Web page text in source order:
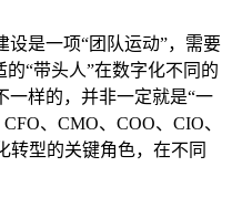
是一项“团队运动”，需要
“带头人”在数字化不同的
一样的，并非一定就是“一
、CMO、COO、CIO、
转型的关键角色，在不同